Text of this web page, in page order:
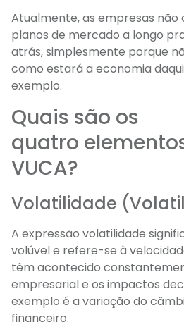
Atualmente, as empresas
planos de mercado a longo
atrás, simplesmente porque
como estará a economia
exemplo.
Quais são os
quatro
VUCA?
Volatilidade
A expressão volatilidade
volúvel e refere-se à
têm acontecido
empresarial e os impactos
exemplo é a variação do
financeiro.